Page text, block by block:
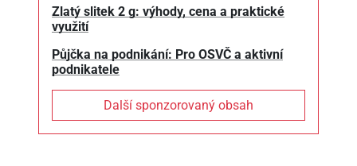
Zlatý slitek 2 g: výhody, cena a praktické
využití
Půjčka na podnikání: Pro OSVČ a aktivní
podnikatele
Další sponzorovaný obsah